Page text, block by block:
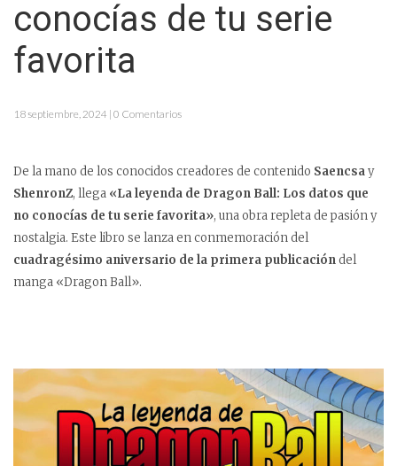
conocías de tu serie
favorita
18 septiembre, 2024 | 0 Comentarios
De la mano de los conocidos creadores de contenido Saencsay
ShenronZ, llega «La leyenda de Dragon Ball: Los datos que
no conocías de tu serie favorita», una obra repleta de pasión y
nostalgia. Este libro se lanza en conmemoración del
cuadragésimo aniversario de la primera publicacióndel
manga «Dragon Ball».